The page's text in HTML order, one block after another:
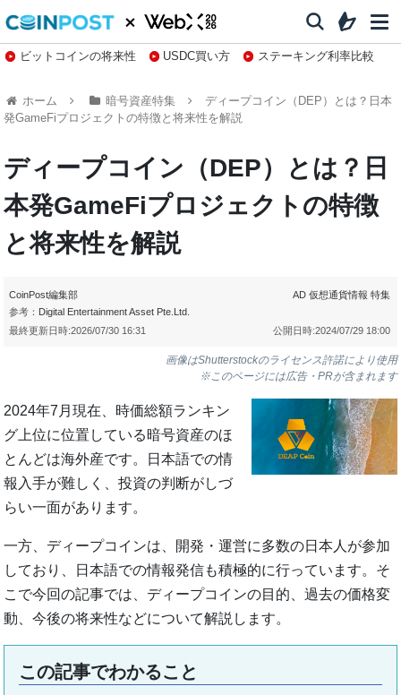
ビットコインの将来性 USDC買い方
ステーキング利率比較
ホーム
暗号資産特集
ディープコイン（DEP）とは？日本
発GameFiプロジェクトの特徴と将来性を解説
ディープコイン（DEP）とは？日
本発GameFiプロジェクトの特徴
と将来性を解説
CoinPost編集部
参考： Digital Entertainment Asset Pte.Ltd.
AD 仮想通貨情報 特集
公開日時:2024/07/29 18:00
最終更新日時:2026/07/30 16:31
画像はShutterstockのライセンス許諾により使用
※このページには広告・PRが含まれます
2024年7月現在、時価総額ランキン
グ上位に位置している暗号資産のほ
とんどは海外産です。日本語での情
報入手が難しく、投資の判断がしづ
らい一面があります。
一方、ディープコインは、開発・運営に多数の日本人が参加
しており、日本語での情報発信も積極的に行っています。そ
こで今回の記事では、ディープコインの目的、過去の価格変
動、今後の将来性などについて解説します。
この記事でわかること